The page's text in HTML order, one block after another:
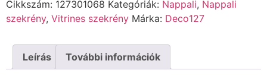
Cikkszám: 127301068 Kategóriák: Nappali, Nappali
szekrény, Vitrines szekrény Márka: Deco127
Leírás További információk